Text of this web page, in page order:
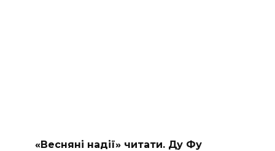
«Весняні надії» читати. Ду Фу